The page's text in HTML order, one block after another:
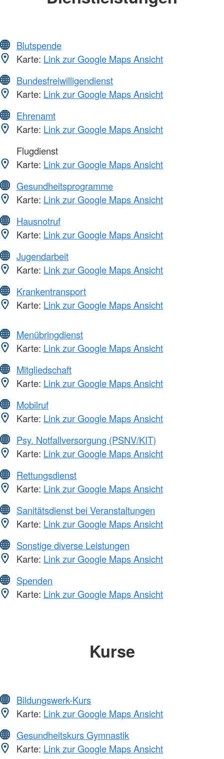
Blutspende
Karte: Link zur Google Maps Ansicht
Bundesfreiwilligendienst
Karte: Link zur Google Maps Ansicht
Ehrenamt
Karte: Link zur Google Maps Ansicht
Flugdienst
Karte: Link zur Google Maps Ansicht
Gesundheitsprogramme
Karte: Link zur Google Maps Ansicht
Hausnotruf
Karte: Link zur Google Maps Ansicht
Jugendarbeit
Karte: Link zur Google Maps Ansicht
Krankentransport
Karte: Link zur Google Maps Ansicht
Menübringdienst
Karte: Link zur Google Maps Ansicht
Mitgliedschaft
Karte: Link zur Google Maps Ansicht
Mobilruf
Karte: Link zur Google Maps Ansicht
Psy. Notfallversorgung (PSNV/KIT)
Karte: Link zur Google Maps Ansicht
Rettungsdienst
Karte: Link zur Google Maps Ansicht
Sanitätsdienst bei Veranstaltungen
Karte: Link zur Google Maps Ansicht
Sonstige diverse Leistungen
Karte: Link zur Google Maps Ansicht
Spenden
Karte: Link zur Google Maps Ansicht
Kurse
Bildungswerk-Kurs
Karte: Link zur Google Maps Ansicht
Gesundheitskurs Gymnastik
Karte: Link zur Google Maps Ansicht